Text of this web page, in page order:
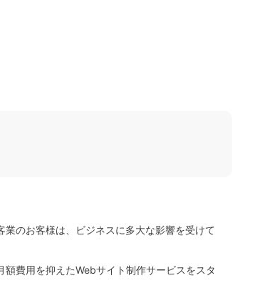
のお客様は、ビジネスに多大な影響を受けて
費用を抑えたWebサイト制作サービスをスタ